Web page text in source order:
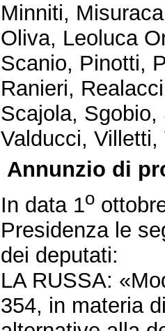
Minniti,
Oliva, Leoluca
Scanio, Pinotti,
Ranieri,
Scajola,
Valducci,
Annunzio di
In data 1o
Presidenza le
dei deputati:
LA RUSSA:
354, in materia